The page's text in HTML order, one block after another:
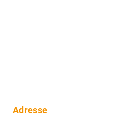
Adresse